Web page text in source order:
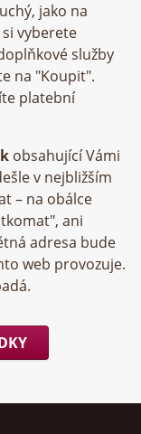
jako na
si vyberete
služby
na "Koupit".
platební
obsahující Vámi
v nejbližším
– na obálce
ani
adresa bude
web provozuje.